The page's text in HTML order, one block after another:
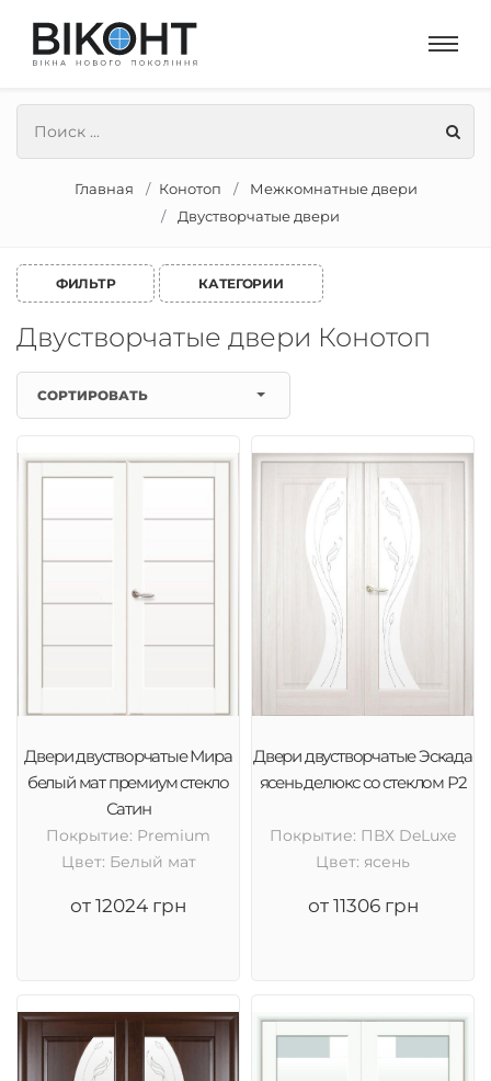
Главная Конотоп
Межкомнатные двери
Двустворчатые двери
ФИЛЬТР КАТЕГОРИИ
Двустворчатые двери Конотоп
СОРТИРОВАТЬ
Двери двустворчатые Мира
белый мат премиум стекло
Сатин
Покрытие: Premium
Цвет: Белый мат
от 12024 грн
Двери двустворчатые Эскада
ясень делюкс со стеклом Р2
Покрытие: ПВХ DeLuxe
Цвет: ясень
от 11306 грн